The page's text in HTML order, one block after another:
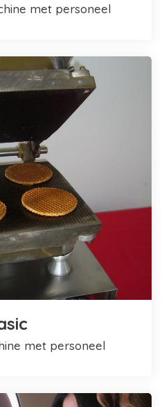
met personeel
met personeel